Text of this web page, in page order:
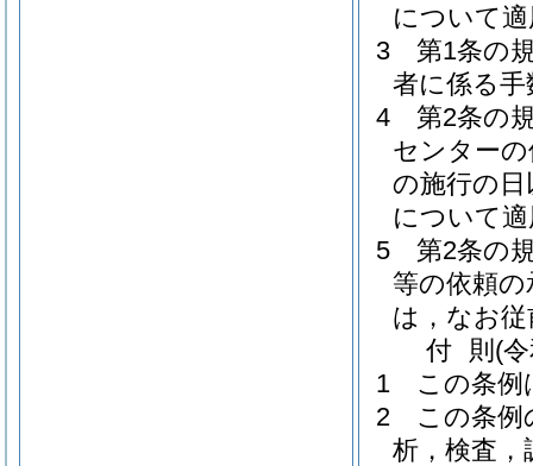
について
3
第1条の
者に係る
4
第2条の
センター
の施行の
について
5
第2条の
等の依頼
は，なお
付 則 (
1
この条例
2
この条例
析，検査